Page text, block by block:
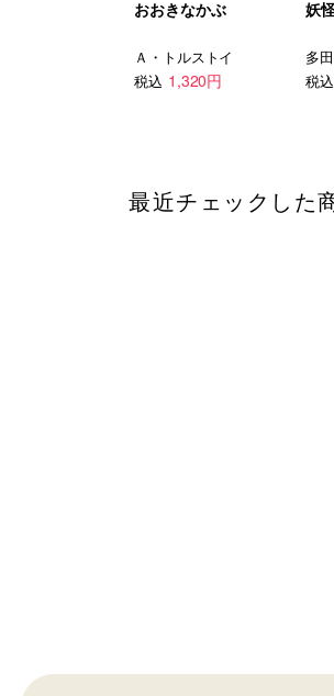
おおきなかぶ
Ａ・トルストイ
税込 1,320円
妖
多
税込
最近チェックした